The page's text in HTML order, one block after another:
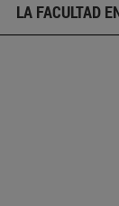
LA FACULTAD